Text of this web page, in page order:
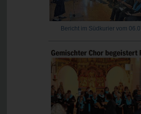
Bericht im Südkurier vom